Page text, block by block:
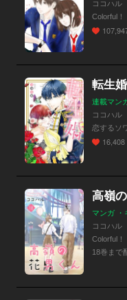
ココハル
Colorful！
転生婚
連載マン
ココハル
恋するソ
16,408
高嶺
マンガ ・
ココハル
Colorful！
18巻まで